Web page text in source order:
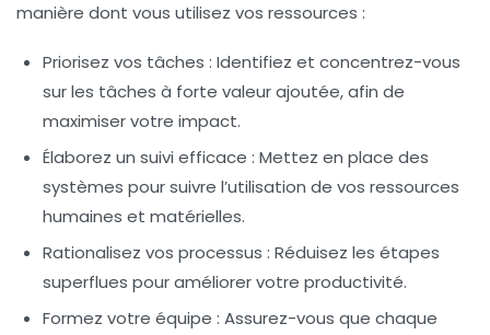
manière dont vous utilisez vos ressources :
Priorisez vos tâches : Identifiez et concentrez-vous
sur les tâches à forte valeur ajoutée, afin de
maximiser votre impact.
Élaborez un suivi efficace : Mettez en place des
systèmes pour suivre l’utilisation de vos ressources
humaines et matérielles.
Rationalisez vos processus : Réduisez les étapes
superflues pour améliorer votre productivité.
Formez votre équipe : Assurez-vous que chaque